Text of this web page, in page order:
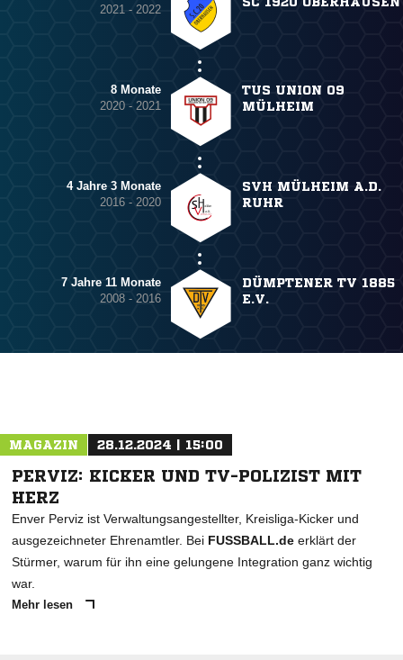
2021 - 2022
8 Monate
2020 - 2021
TUS UNION 09
MÜLHEIM
4 Jahre 3 Monate
2016 - 2020
SVH MÜLHEIM A.D.
RUHR
7 Jahre 11 Monate
2008 - 2016
DÜMPTENER TV 1885
E.V.
MAGAZIN 28.12.2024 | 15:00
PERVIZ: KICKER UND TV-POLIZIST MIT
HERZ
Enver Perviz ist Verwaltungsangestellter, Kreisliga-Kicker und
ausgezeichneter Ehrenamtler. Bei FUSSBALL.de erklärt der
Stürmer, warum für ihn eine gelungene Integration ganz wichtig
war.
Mehr lesen